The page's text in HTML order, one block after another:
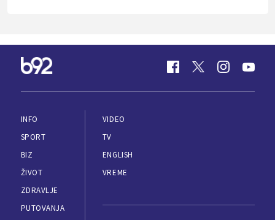
INFO
SPORT
BIZ
ŽIVOT
ZDRAVLJE
PUTOVANJA
VIDEO
TV
ENGLISH
VREME